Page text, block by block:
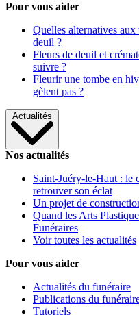
Pour vous aider
Quelles alternatives
deuil ?
Fleurs de deuil et
suivre ?
Fleurir une tombe en
gèlent pas ?
Actualités
Nos actualités
Saint-Juéry-le-Haut : le
retrouver son éclat
Un projet de
Quand les Arts
Funéraires
Voir toutes les actualités
Pour vous aider
Actualités du funéraire
Publications du
Tutoriels